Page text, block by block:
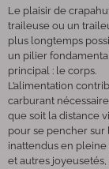
Le plaisir de
traileuse ou un
plus longtemps
un pilier
principal : le corps.
L’alimentation
carburant
que soit la distance
pour se pencher sur
inattendus en
et autres